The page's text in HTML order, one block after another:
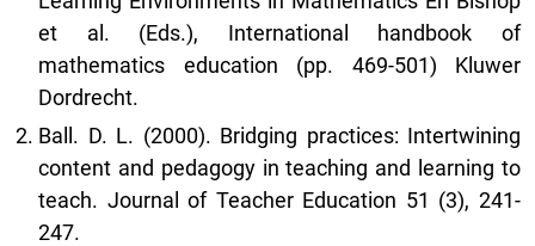
et al. (Eds.), International handbook of
mathematics education (pp. 469-501) Kluwer
Dordrecht.
Ball. D. L. (2000). Bridging practices: Intertwining
content and pedagogy in teaching and learning to
teach. Journal of Teacher Education 51 (3), 241-
247.